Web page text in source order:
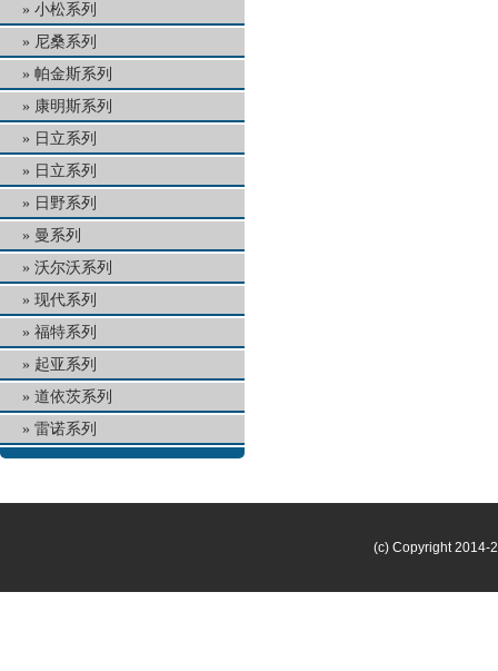
小松系列
尼桑系列
帕金斯系列
康明斯系列
日立系列
日立系列
日野系列
曼系列
沃尔沃系列
现代系列
福特系列
起亚系列
道依茨系列
雷诺系列
(c) Copyright 2014-